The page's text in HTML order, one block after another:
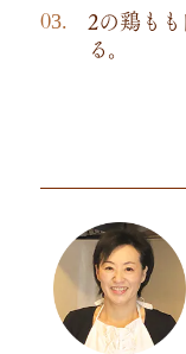
2の鶏も
る。